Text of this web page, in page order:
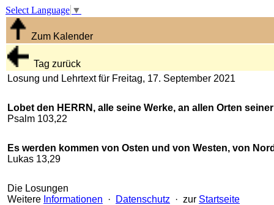
Select Language ▼
Zum Kalender
Tag zurück
Losung und Lehrtext für Freitag, 17. September 2021
Lobet den HERRN, alle seine Werke, an allen Orten
Psalm 103,22
Es werden kommen von Osten und von Westen, von
Lukas 13,29
Die Losungen
Weitere Informationen · Datenschutz · zur Startseite